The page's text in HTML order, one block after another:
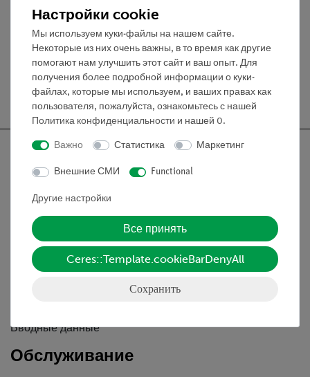
подставке с зеленым основанием и пояснительной
запиской.
Бесплатная доставка от 300,- €
Информация
Условия сотрудничества
Вводные данные
Обслуживание
Настройки cookie
Мы используем куки-файлы на нашем сайте.
Некоторые из них очень важны, в то время как другие
помогают нам улучшить этот сайт и ваш опыт. Для
получения более подробной информации о куки-
файлах, которые мы используем, и ваших правах как
пользователя, пожалуйста, ознакомьтесь с нашей
Политика конфиденциальности и нашей 0.
Важно Статистика Маркетинг
Внешние СМИ Functional
Другие настройки
Все принять
Ceres::Template.cookieBarDenyAll
Сохранить